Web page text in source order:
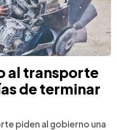
al transporte
de terminar
piden al gobierno una